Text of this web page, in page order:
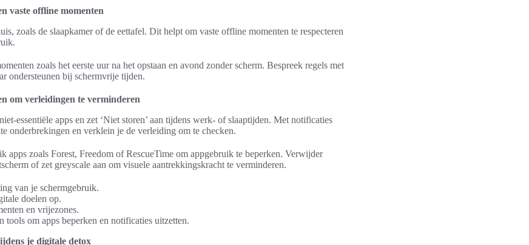
vaste offline momenten
zoals de slaapkamer of de eettafel. Dit helpt om vaste offline momenten te respecteren
zoals het eerste uur na het opstaan en avond zonder scherm. Bespreek regels met
ondersteunen bij schermvrije tijden.
om verleidingen te verminderen
essentiële apps en zet ‘Niet storen’ aan tijdens werk- of slaaptijden. Met notificaties
onderbrekingen en verklein je de verleiding om te checken.
apps zoals Forest, Freedom of RescueTime om appgebruik te beperken. Verwijder
of zet greyscale aan om visuele aantrekkingskracht te verminderen.
van je schermgebruik.
doelen op.
en vrijezones.
tools om apps beperken en notificaties uitzetten.
je digitale detox